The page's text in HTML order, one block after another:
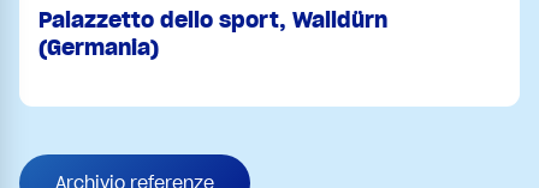
Palazzetto dello sport, Walldürn
(Germania)
Archivio referenze